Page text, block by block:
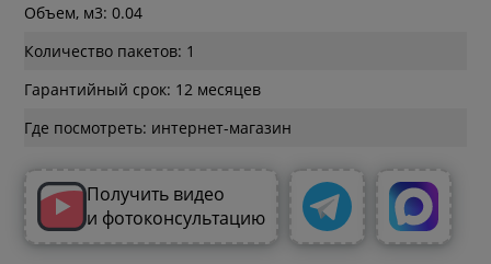
Объем, м3: 0.04
Количество пакетов: 1
Гарантийный срок: 12 месяцев
Где посмотреть: интернет-магазин
Получить видео
и фотоконсультацию